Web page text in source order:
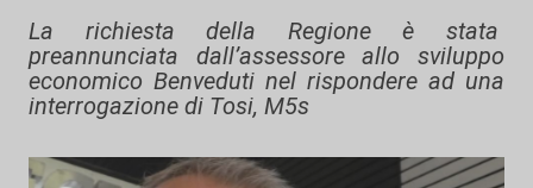
La richiesta della Regione è stata
preannunciata dall’assessore allo sviluppo
economico Benveduti nel rispondere ad una
interrogazione di Tosi, M5s